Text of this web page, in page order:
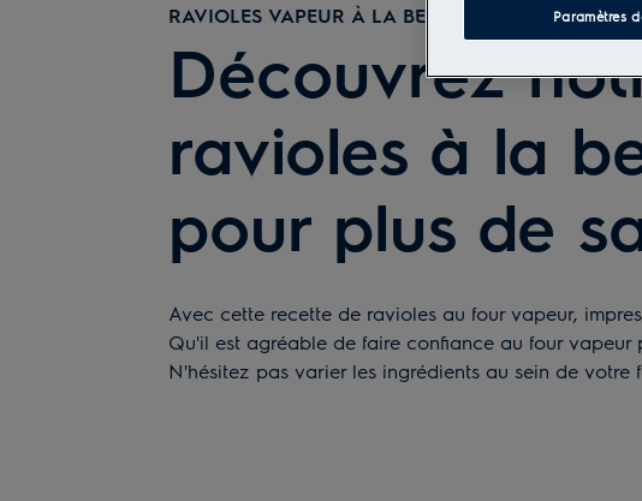
RAVIOLES VAPEUR À LA BETTERAVE
Découvrez
ravioles à la
pour plus de
Avec cette recette de ravioles au four vapeur,
Qu'il est agréable de faire confiance au four vapeur
N'hésitez pas varier les ingrédients au sein de
Paramètres